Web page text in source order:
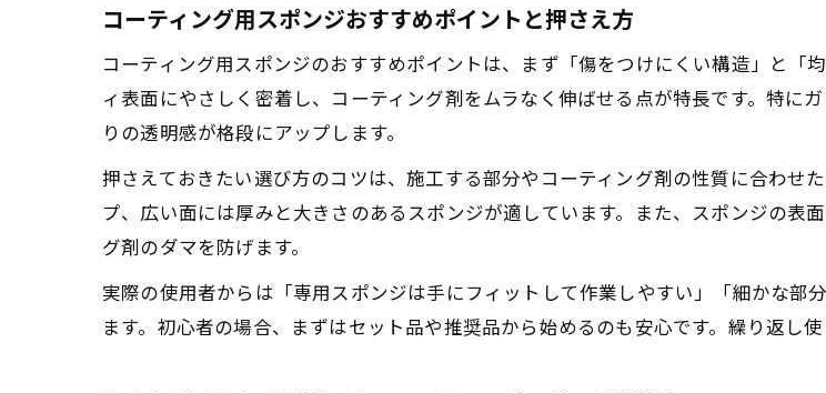
100均コーティングスポンジの実力
ガラスコーティングスポンジ100
コーティングスポンジ100均品のメ
コーティングスポンジ100均と専
失敗しないためのスポンジ使い分け方法
コーティング用スポンジ使い方の
ガラスコーティング用スポンジ選
コーティング用スポンジおすすめポイントと押さえ方
コーティング用スポンジのおすすめポイントは、まず「傷をつけにくい構造」と「
ィ表面にやさしく密着し、コーティング剤をムラなく伸ばせる点が特長です。特に
りの透明感が格段にアップします。
押さえておきたい選び方のコツは、施工する部分やコーティング剤の性質に合わせ
プ、広い面には厚みと大きさのあるスポンジが適しています。また、スポンジの表
グ剤のダマを防げます。
実際の使用者からは「専用スポンジは手にフィットして作業しやすい」「細かな
ます。初心者の場合、まずはセット品や推奨品から始めるのも安心です。繰り返し